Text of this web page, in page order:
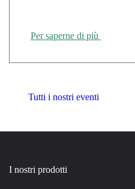
Per saperne di più
Tutti i nostri eventi
I nostri prodotti